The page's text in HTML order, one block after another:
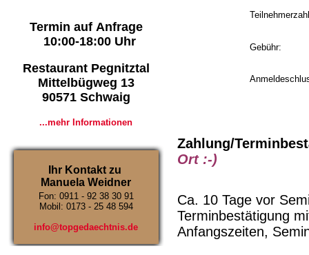
Termin auf Anfrage
10:00-18:00 Uhr
Restaurant Pegnitztal
Mittelbügweg 13
90571 Schwaig
...mehr Informationen
Ihr Kontakt zu
Manuela Weidner
Fon: 0911 - 92 38 30 91
Mobil: 0173 - 25 48 594
info@topgedaechtnis.de
Gebühr:
Zahlung/
Ort :-)
Ca. 10 Tage vor
Terminbestätigung
Anfangszeiten,